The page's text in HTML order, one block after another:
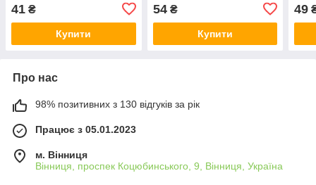
41 ₴
Купити
54₴
Купити
49
Про нас
98% позитивних з 130 відгуків за рік
Працює з 05.01.2023
м. Вінниця
Вінниця, проспек Коцюбинського, 9, Вінниця, Україна